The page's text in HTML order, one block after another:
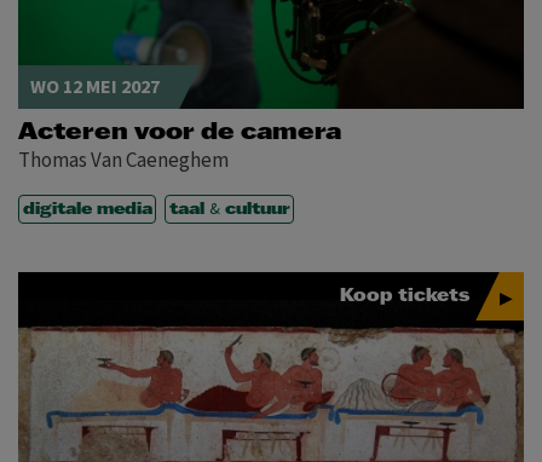
WO 12 MEI 2027
Acteren voor de camera
Thomas Van Caeneghem
digitale media taal &cultuur
Koop tickets